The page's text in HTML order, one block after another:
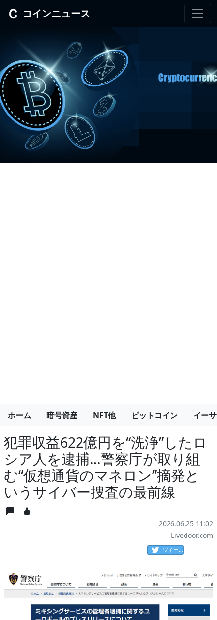
コインニュース
ホーム 暗号資産 NFT他 ビットコイン イー
犯罪収益622億円を“洗浄”したロ
シア人を逮捕…警察庁が取り組
む“仮想通貨のマネロン”摘発と
いうサイバー捜査の最前線
2026.06.25 11:02
Livedoor.com
ツイート